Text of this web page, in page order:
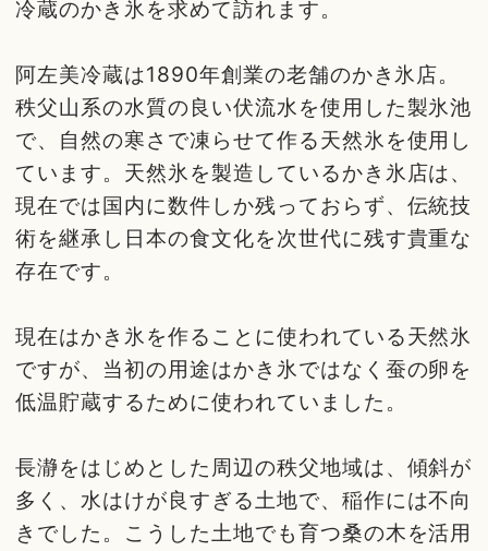
冷蔵のかき氷を求めて訪れます。
阿左美冷蔵は1890年創業の老舗のかき氷店。
秩父山系の水質の良い伏流水を使用した製氷池
で、自然の寒さで凍らせて作る天然氷を使用し
ています。天然氷を製造しているかき氷店は、
現在では国内に数件しか残っておらず、伝統技
術を継承し日本の食文化を次世代に残す貴重な
存在です。
現在はかき氷を作ることに使われている天然氷
ですが、当初の用途はかき氷ではなく蚕の卵を
低温貯蔵するために使われていました。
長瀞をはじめとした周辺の秩父地域は、傾斜が
多く、水はけが良すぎる土地で、稲作には不向
きでした。こうした土地でも育つ桑の木を活用